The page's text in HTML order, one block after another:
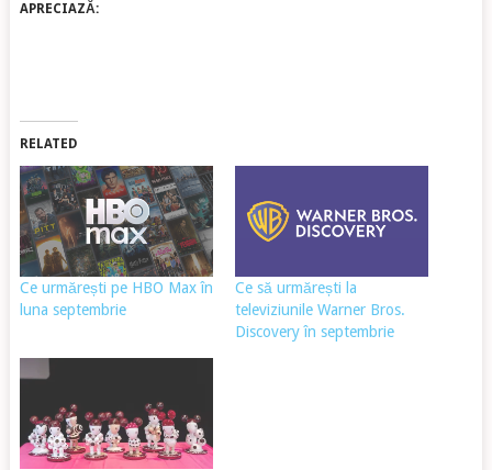
APRECIAZĂ:
RELATED
Ce urmărești pe HBO Max în
luna septembrie
Ce să urmărești la
televiziunile Warner Bros.
Discovery în septembrie